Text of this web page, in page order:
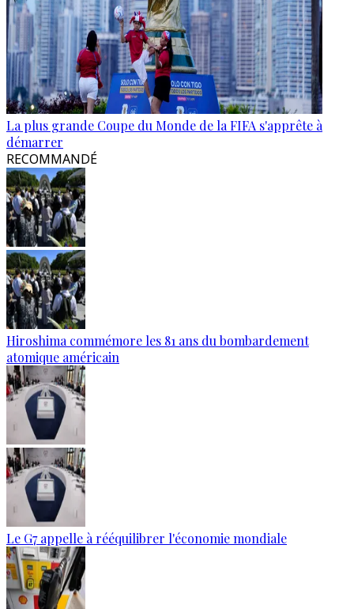
La plus grande Coupe du Monde de la FIFA s'apprête à
démarrer
RECOMMANDÉ
Hiroshima commémore les 81 ans du bombardement
atomique américain
Le G7 appelle à rééquilibrer l'économie mondiale